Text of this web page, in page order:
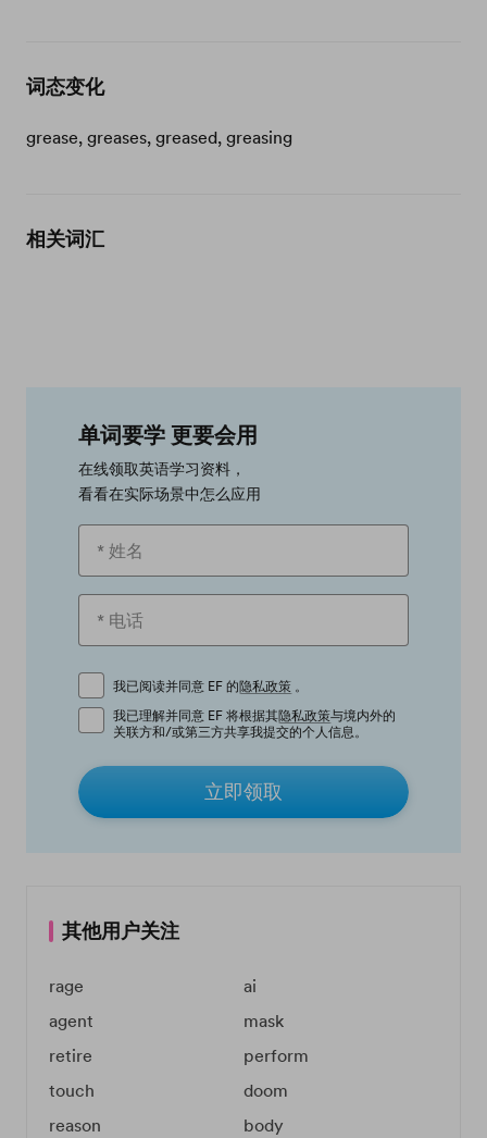
词态变化
grease, greases, greased, greasing
相关词汇
单词要学 更要会用
在线领取英语学习资料，
看看在实际场景中怎么应用
我已阅读并同意 EF 的隐私政策 。
我已理解并同意 EF 将根据其隐私政策与境内外的
关联方和/或第三方共享我提交的个人信息。
立即领取
其他用户关注
rage
ai
agent
mask
retire
perform
touch
doom
reason
body